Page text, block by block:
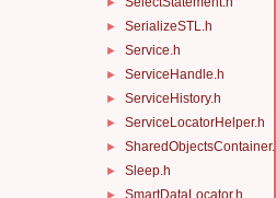
► SerializeSTL.h
► Service.h
► ServiceHandle.h
► ServiceHistory.h
► ServiceLocatorHelper.h
► SharedObjectsContainer.h
► Sleep.h
SmartDataLocator.h